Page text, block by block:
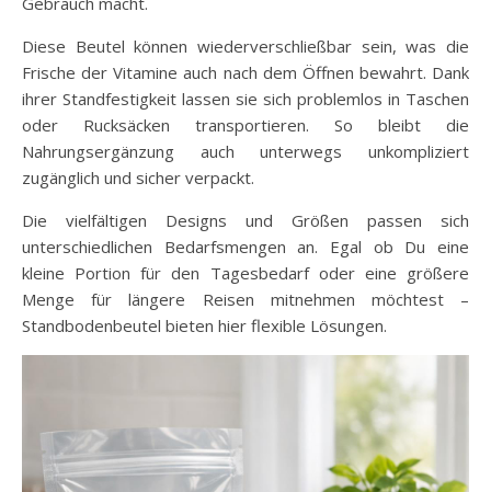
Diese Beutel können wiederverschließbar sein, was die
Frische der Vitamine auch nach dem Öffnen bewahrt. Dank
ihrer Standfestigkeit lassen sie sich problemlos in Taschen
oder Rucksäcken transportieren. So bleibt die
Nahrungsergänzung auch unterwegs unkompliziert
zugänglich und sicher verpackt.
Die vielfältigen Designs und Größen passen sich
unterschiedlichen Bedarfsmengen an. Egal ob Du eine
kleine Portion für den Tagesbedarf oder eine größere
Menge für längere Reisen mitnehmen möchtest –
Standbodenbeutel bieten hier flexible Lösungen.